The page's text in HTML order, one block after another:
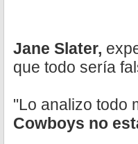
Jane Slater,
que todo sería
"Lo analizo todo
Cowboys no